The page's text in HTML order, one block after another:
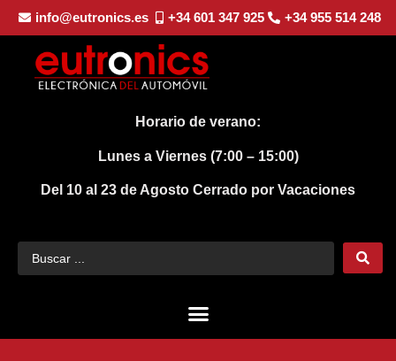
info@eutronics.es +34 601 347 925 +34 955 514 248
Horario de verano:
Lunes a Viernes (7:00 – 15:00)
Del 10 al 23 de Agosto Cerrado por Vacaciones